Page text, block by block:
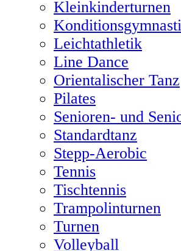
Kleinkinderturnen
Leichtathletik
Line Dance
Orientalischer Tanz
Pilates
Senioren- und
Standardtanz
Stepp-Aerobic
Tennis
Tischtennis
Trampolinturnen
Turnen
Volleyball